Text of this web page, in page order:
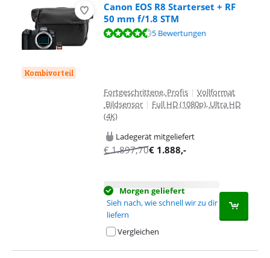
Kombivorteil
Canon EOS R8 Starterset + RF
50 mm f/1.8 STM
Bewertet mit 9,4 von 10, basierend auf 5 Bewertungen.
5 Bewertungen
Fortgeschrittene, Profis | Vollformat
Bildsensor | Full HD (1080p), Ultra HD
(4K)
Ladegerät mitgeliefert
€1.897,70€ 1.888,-
Morgen geliefert
Sieh nach, wie schnell wir zu dir
liefern
Vergleichen